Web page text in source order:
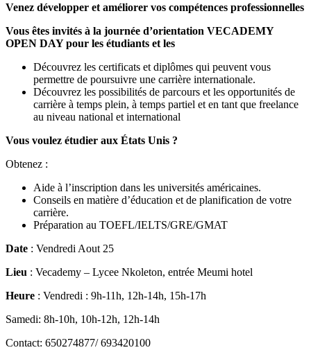
Venez développer et améliorer vos compétences professionnelles
Vous êtes invités à la journée d’orientation VECADEMY
OPEN DAY pour les étudiants et les
Découvrez les certificats et diplômes qui peuvent vous
permettre de poursuivre une carrière internationale.
Découvrez les possibilités de parcours et les opportunités de
carrière à temps plein, à temps partiel et en tant que freelance
au niveau national et international
Vous voulez étudier aux États Unis ?
Obtenez :
Aide à l’inscription dans les universités américaines.
Conseils en matière d’éducation et de planification de votre
carrière.
Préparation au TOEFL/IELTS/GRE/GMAT
Date : Vendredi Aout 25
Lieu : Vecademy – Lycee Nkoleton, entrée Meumi hotel
Heure : Vendredi : 9h-11h, 12h-14h, 15h-17h
Samedi: 8h-10h, 10h-12h, 12h-14h
Contact: 650274877/ 693420100